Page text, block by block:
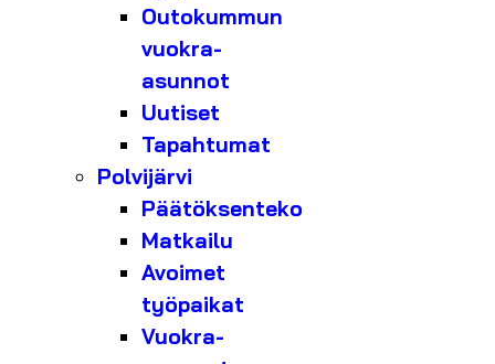
Outokummun
vuokra-
asunnot
Uutiset
Tapahtumat
Polvijärvi
Päätöksenteko
Matkailu
Avoimet
työpaikat
Vuokra-